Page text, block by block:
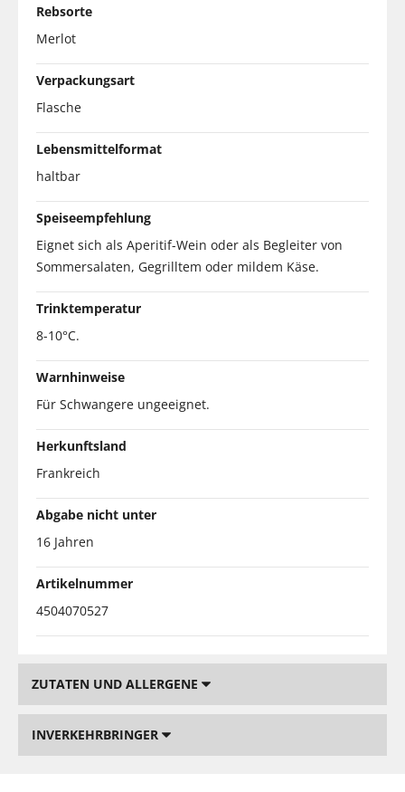
Rebsorte
Merlot
Verpackungsart
Flasche
Lebensmittelformat
haltbar
Speiseempfehlung
Eignet sich als Aperitif-Wein oder als Begleiter von
Sommersalaten, Gegrilltem oder mildem Käse.
Trinktemperatur
8-10°C.
Warnhinweise
Für Schwangere ungeeignet.
Herkunftsland
Frankreich
Abgabe nicht unter
16 Jahren
Artikelnummer
4504070527
ZUTATEN UND ALLERGENE
INVERKEHRBRINGER